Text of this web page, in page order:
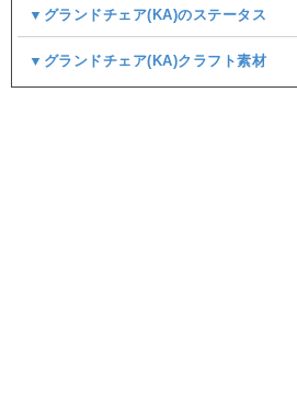
▼グランドチェア(KA)のステータス
▼グランドチェア(KA)クラフト素材